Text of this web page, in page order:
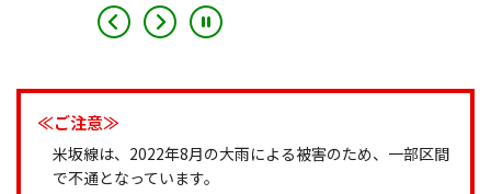
≪ご注意≫
米坂線は、2022年8月の大雨による被害のため、一部区間
で不通となっています。